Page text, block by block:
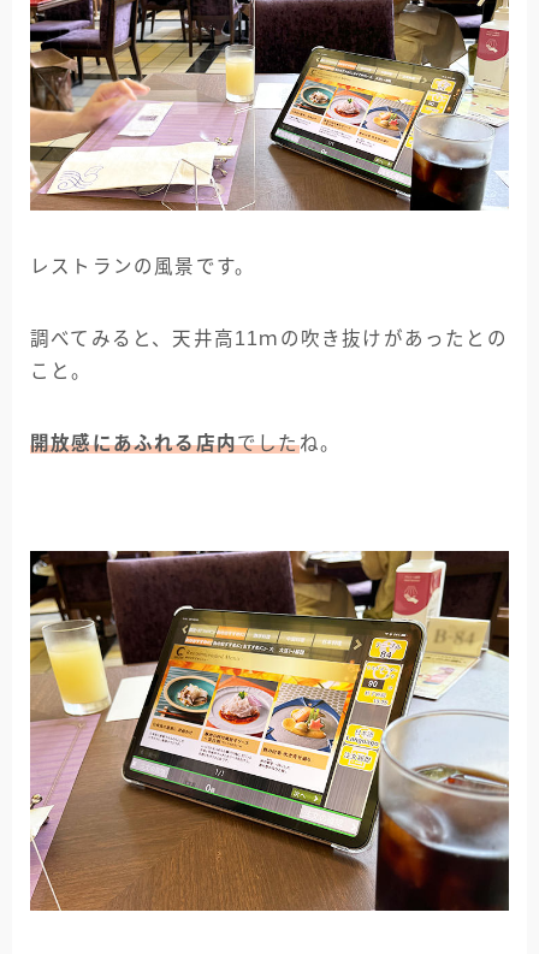
レストランの風景です。
調べてみると、天井高11ｍの吹き抜けがあったとの
こと。
開放感にあふれる店内でしたね。